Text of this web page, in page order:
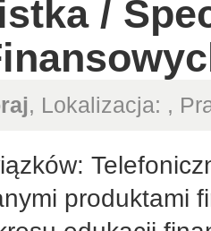
/
, Lokalizacja: ,
produktami